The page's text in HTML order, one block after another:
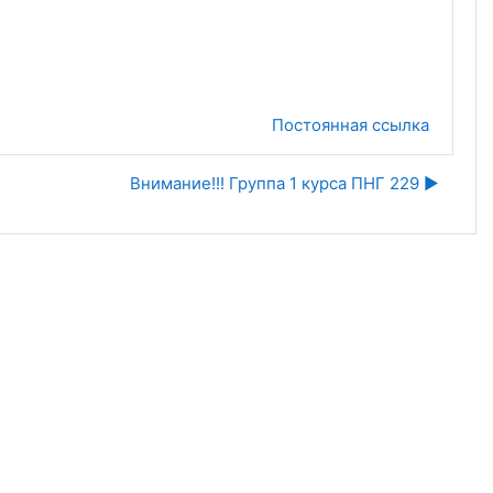
Постоянная ссылка
Внимание!!! Группа 1 курса ПНГ 229 ▶︎